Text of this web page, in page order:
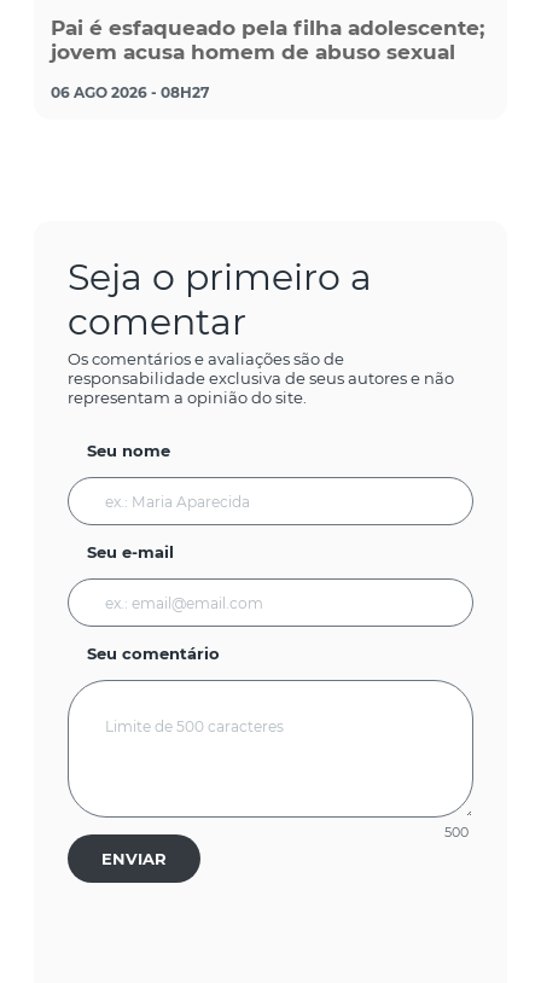
Pai é esfaqueado pela filha adolescente;
jovem acusa homem de abuso sexual
06 AGO 2026 - 08H27
Seja o primeiro a
comentar
Os comentários e avaliações são de
responsabilidade exclusiva de seus autores e não
representam a opinião do site.
Seu nome
Seu e-mail
Seu comentário
500
ENVIAR